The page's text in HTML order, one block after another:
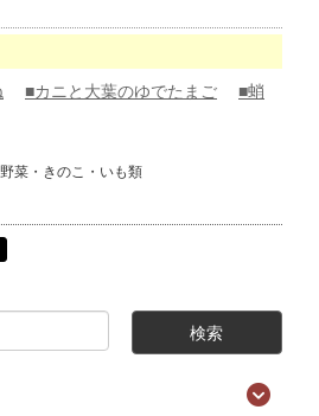
■カニと大葉のゆでたまご
■蛸
野菜・きのこ・いも類